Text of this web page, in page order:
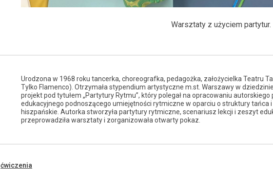
Warsztaty z użyciem
Urodzona w 1968 roku tancerka, choreografka, pedagożka, założycielka Teatru
Tylko Flamenco). Otrzymała stypendium artystyczne m.st. Warszawy w
projekt pod tytułem „Partytury Rytmu”, który polegał na opracowaniu autorskiego
edukacyjnego podnoszącego umiejętności rytmiczne w oparciu o struktury tańca
hiszpańskie. Autorka stworzyła partytury rytmiczne, scenariusz lekcji i zeszyt
przeprowadziła warsztaty i zorganizowała otwarty pokaz.
ćwiczenia